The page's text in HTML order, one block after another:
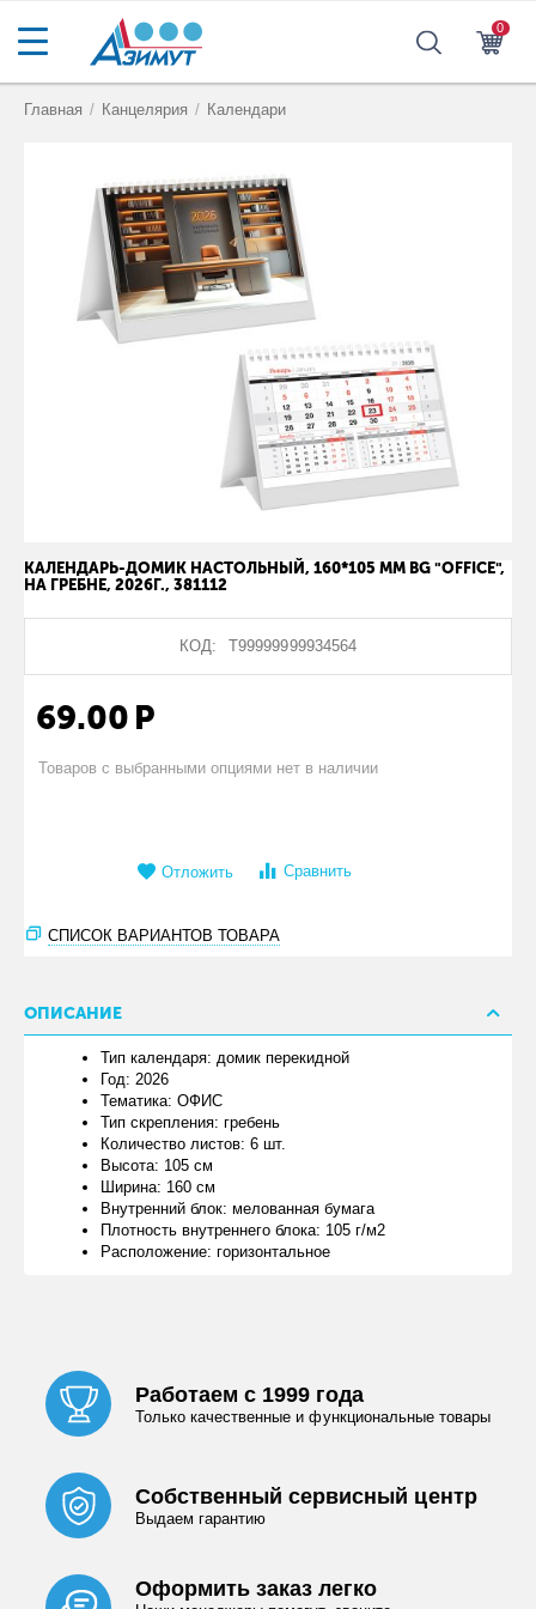
0
Главная / Канцелярия / Календари
КАЛЕНДАРЬ-ДОМИК НАСТОЛЬНЫЙ, 160*105 ММ BG "OFFICE",
НА ГРЕБНЕ, 2026Г., 381112
КОД: Т99999999934564
69.00 Р
Товаров с выбранными опциями нет в наличии
Отложить Сравнить
СПИСОК ВАРИАНТОВ ТОВАРА
ОПИСАНИЕ
Тип календаря: домик перекидной
Год: 2026
Тематика: ОФИС
Тип скрепления: гребень
Количество листов: 6 шт.
Высота: 105 см
Ширина: 160 см
Внутренний блок: мелованная бумага
Плотность внутреннего блока: 105 г/м2
Расположение: горизонтальное
Работаем с 1999 года
Только качественные и функциональные товары
Собственный сервисный центр
Выдаем гарантию
Оформить заказ легко